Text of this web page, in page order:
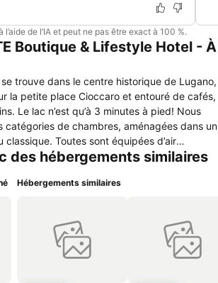
de l’IA et peut ne pas être exact à 100 %.
Boutique & Lifestyle Hotel - À
trouve dans le centre historique de Lugano,
la petite place Cioccaro et entouré de cafés,
Le lac n’est qu’à 3 minutes à pied! Nous
catégories de chambres, aménagées dans un
classique. Toutes sont équipées d’air
un sommeil réparateur, grâce meilleurs
sans alcool dans le minibar, bouilloire à
ou d’une suite), est équipé de bornes de
électriques. L’entrée de l’autoroute A2 est à 5
des hébergements similaires
Hébergements similaires